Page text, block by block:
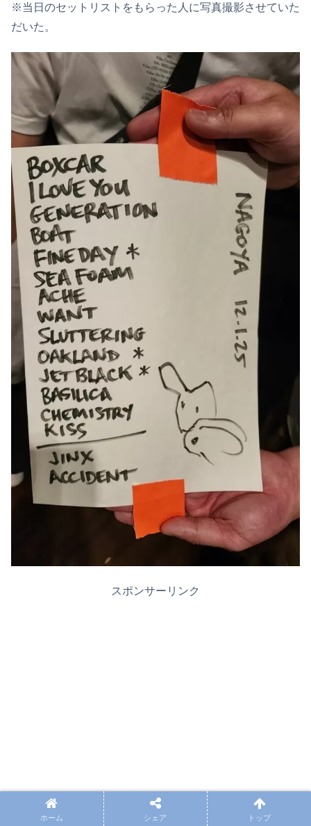
※当日のセットリストをもらった人に写真撮影させていた
だいた。
スポンサーリンク
ホーム シェア トップ